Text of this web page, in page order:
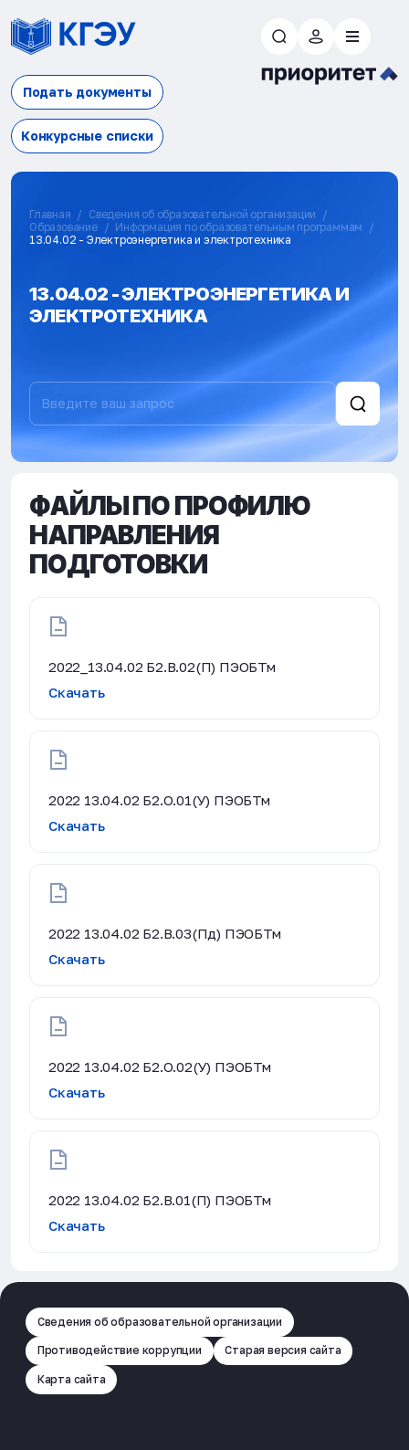
Подать документы
Конкурсные списки
Главная
Сведения об образовательной организации
Образование
Информация по образовательным программам
13.04.02 - Электроэнергетика и электротехника
13.04.02 - ЭЛЕКТРОЭНЕРГЕТИКА И
ЭЛЕКТРОТЕХНИКА
ФАЙЛЫ ПО ПРОФИЛЮ
НАПРАВЛЕНИЯ
ПОДГОТОВКИ
2022_13.04.02 Б2.В.02(П) ПЭОБТм
Скачать
2022 13.04.02 Б2.О.01(У) ПЭОБТм
Скачать
2022 13.04.02 Б2.В.03(Пд) ПЭОБТм
Скачать
2022 13.04.02 Б2.О.02(У) ПЭОБТм
Скачать
2022 13.04.02 Б2.В.01(П) ПЭОБТм
Скачать
Сведения об образовательной организации
Противодействие коррупции Старая версия сайта
Карта сайта